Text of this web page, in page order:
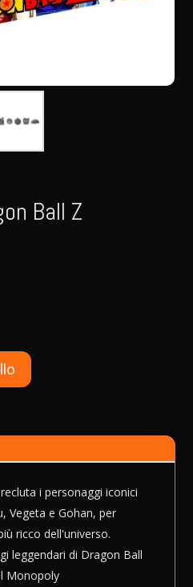
Ball Z
r
t
i
:
i personaggi iconici
Vegeta e Gohan, per
ricco dell'universo.
leggendari di Dragon Ball
Monopoly